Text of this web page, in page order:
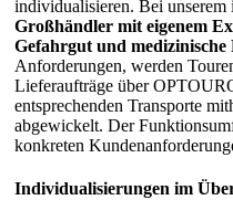
individualisieren. Bei unserem
Großhändler mit eigenem
Gefahrgut und medizinische
Anforderungen, werden
Lieferaufträge über
entsprechenden Transporte
abgewickelt. Der
konkreten
Individualisierungen im